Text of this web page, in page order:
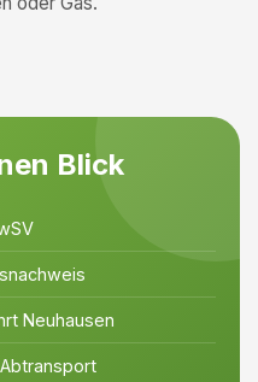
Blick
Neuhausen